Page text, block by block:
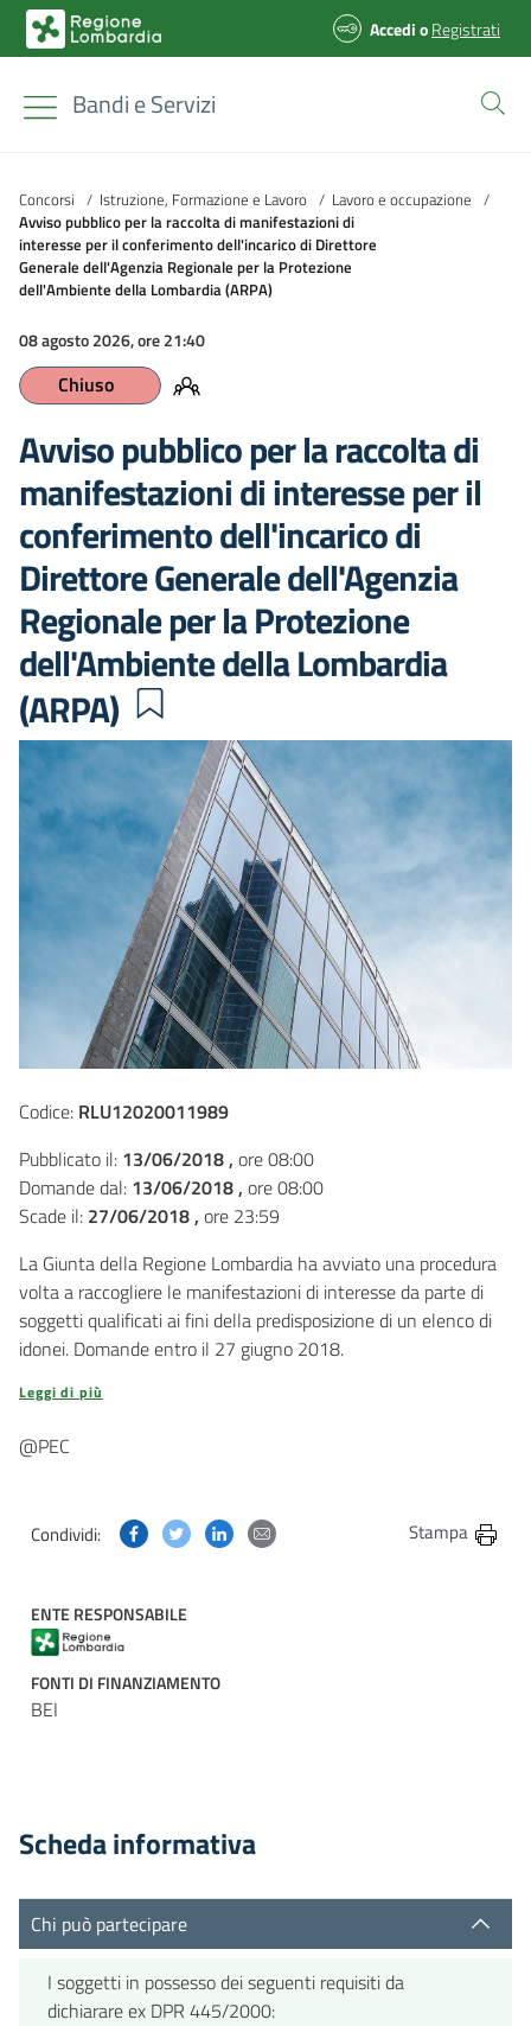
AccedioRegistrati
Bandi e Servizi
Concorsi / Istruzione, Formazione e Lavoro / Lavoro e occupazione /
Avviso pubblico per la raccolta di manifestazioni di
interesse per il conferimento dell'incarico di Direttore
Generale dell'Agenzia Regionale per la Protezione
dell'Ambiente della Lombardia (ARPA)
08 agosto 2026, ore 21:40
Chiuso
Avviso pubblico per la raccolta di
manifestazioni di interesse per il
conferimento dell'incarico di
Direttore Generale dell'Agenzia
Regionale per la Protezione
dell'Ambiente della Lombardia
(ARPA)
Codice: RLU12020011989
Pubblicato il: 13/06/2018 , ore 08:00
Domande dal: 13/06/2018 , ore 08:00
Scade il: 27/06/2018 , ore 23:59
La Giunta della Regione Lombardia ha avviato una procedura
volta a raccogliere le manifestazioni di interesse da parte di
soggetti qualificati ai fini della predisposizione di un elenco di
idonei. Domande entro il 27 giugno 2018.
Leggi di più
@PEC
Condividi: Condividi questa pagina su Facebook
Condividi questa pagina su Twitter
Condividi questa pagina su Linkedin
Condividi questa pagina via
Stampa
ENTE RESPONSABILE
FONTI DI FINANZIAMENTO
BEI
Scheda informativa
Chi può partecipare
I soggetti in possesso dei seguenti requisiti da
dichiarare ex DPR 445/2000: